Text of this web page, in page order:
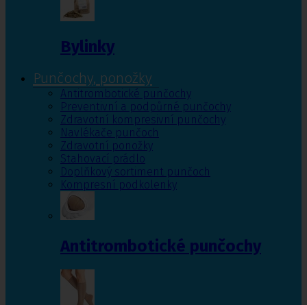
Bylinky
Punčochy, ponožky
Antitrombotické punčochy
Preventivní a podpůrné punčochy
Zdravotní kompresivní punčochy
Navlékače punčoch
Zdravotní ponožky
Stahovací prádlo
Doplňkový sortiment punčoch
Kompresní podkolenky
Antitrombotické punčochy